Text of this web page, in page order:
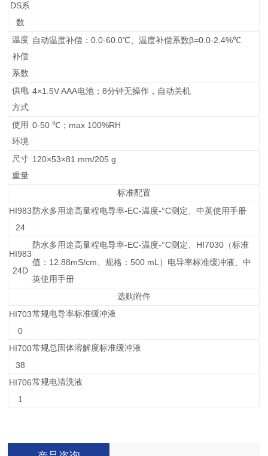
DS系
数
温度
补偿
系数
自动温度补偿：0.0-60.0℃、温度补偿系数β=0.0-2.4%℃
供电
方式
4×1.5V AAA电池；8分钟无操作，自动关机
使用
环境
0-50℃ ； max 100%RH
尺寸
重量
120×53×81 mm/205 g
标准配置
HI983
24
防水多用途高量程电导率-EC-温度-°C测定、中英使用手册
HI983
24D
防水多用途高量程电导率-EC-温度-°C测定、 HI7030 （标准
值： 12.88mS/cm、规格：500 mL ）电导率标准缓冲液、中
英使用手册
选购附件
HI703
0
常规电导率标准缓冲液
HI700
38
常规总固体溶解度标准缓冲液
HI706
1
常规电清洗液